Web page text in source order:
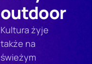
Zasoby
outdoor
Kultura żyje
także na
świeżym